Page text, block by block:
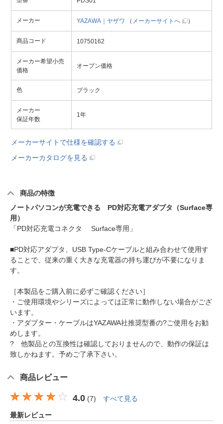
メーカー YAZAWA｜ヤザワ （ メーカーサイトへ ）
商品コード 10750162
メーカー希望小売
価格
オープン価格
色 ブラック
メーカー
保証年数
1年
メーカーサイトで仕様を確認する
メーカーカタログを見る
商品の特徴
ノートパソコンが充電できる PD対応充電アダプタ（Surface専
用）
「PD対応充電コネクタ Surface専用」
■PD対応アダプタ、USB Type-Cケーブルと組み合わせて使用す
ることで、従来の重く大きな充電器の持ち運びが不要になりま
す。
［本製品をご購入前に必ずご確認ください］
・ご使用環境やシリーズによっては正常に動作しない場合がござ
います。
・アダプター・ケーブルはYAZAWA社推奨型番の?ご使用をお勧
めします。
? 他製品との互換性は確認しておりませんので、動作の保証は
致しかねます。予めご了承下さい。
商品レビュー
4.0 (7) すべて見る
最新レビュー